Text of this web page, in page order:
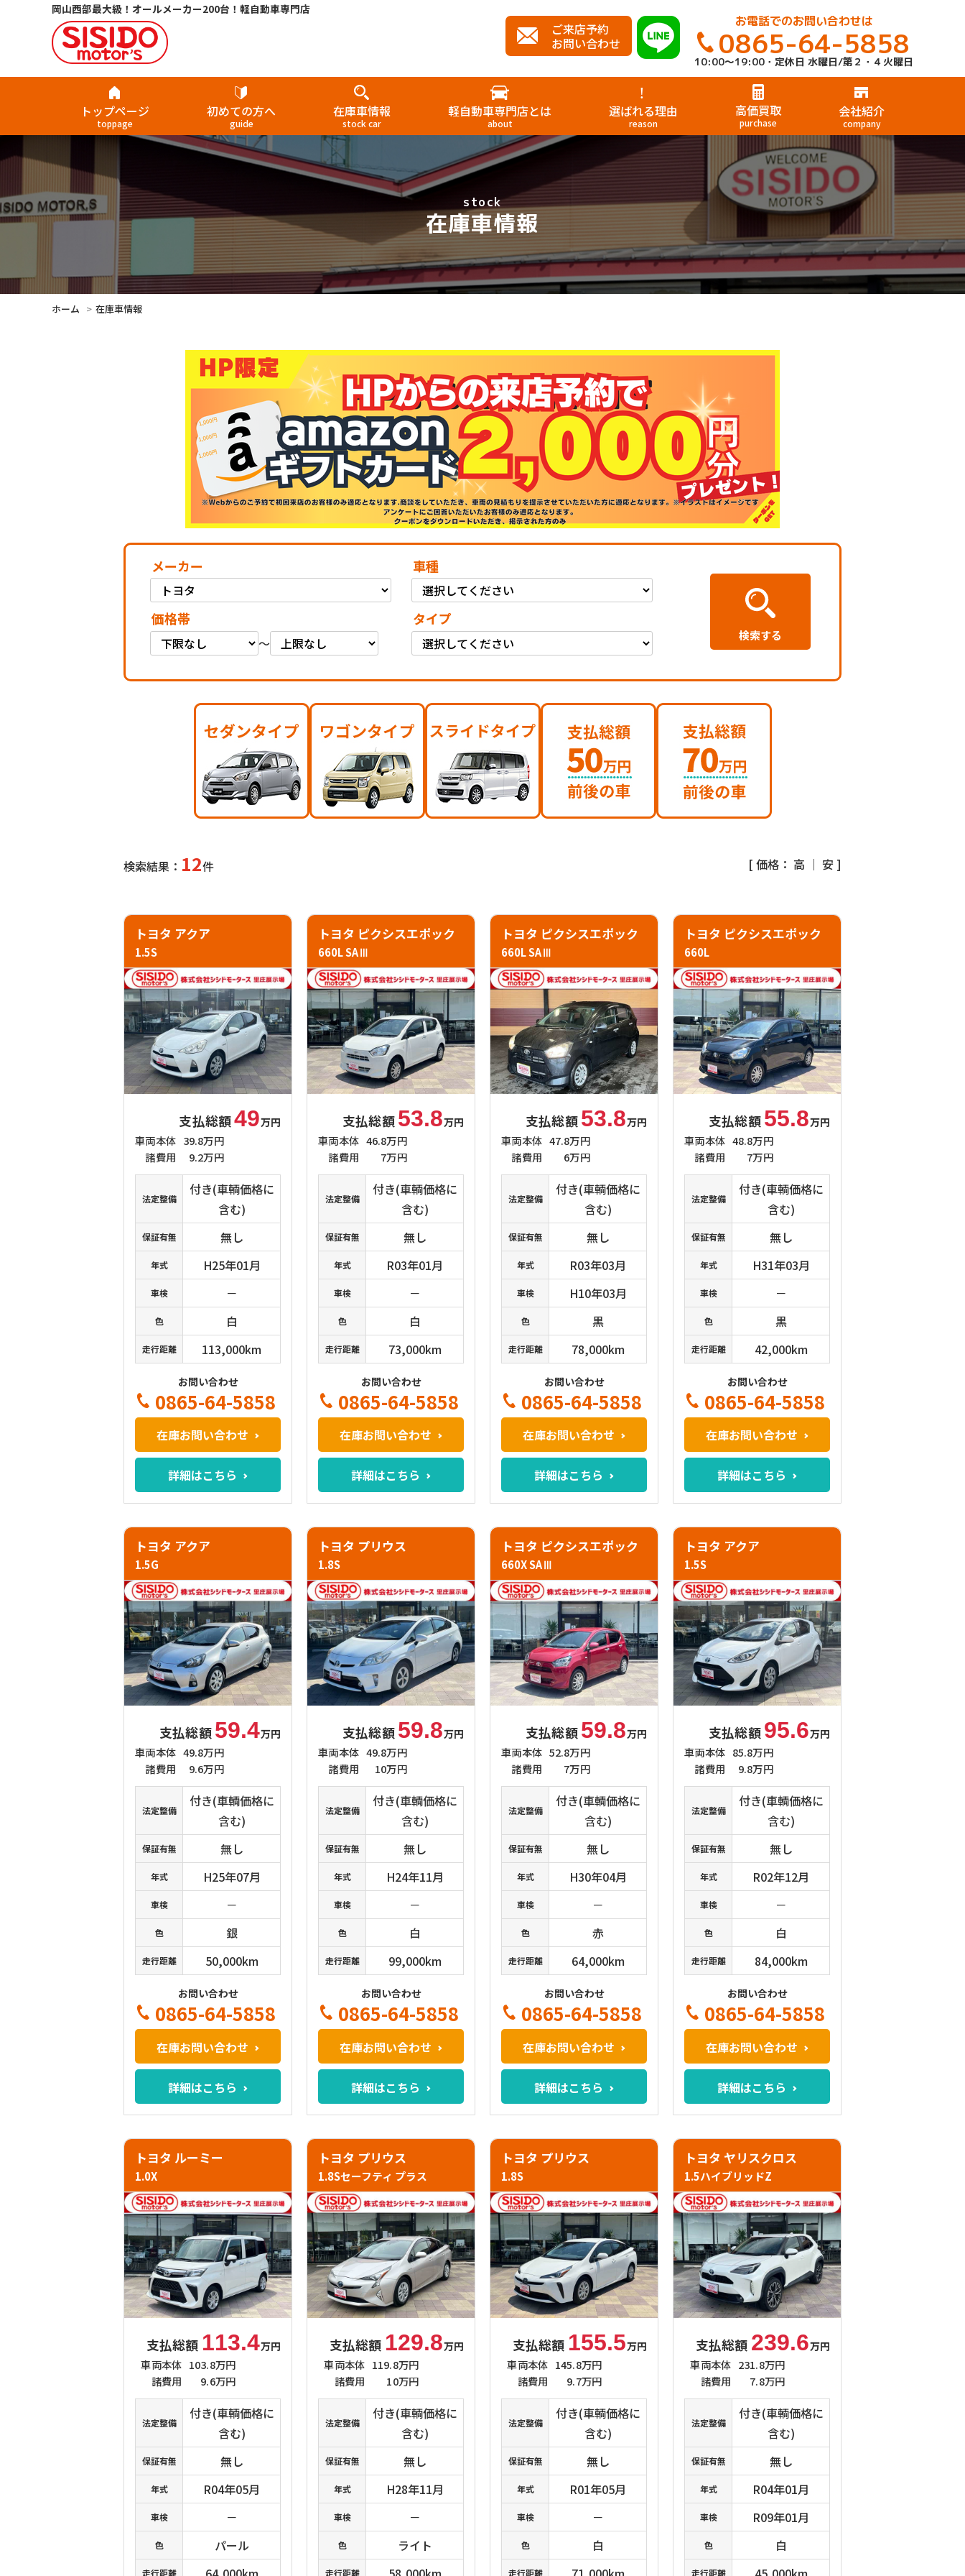
岡山西部最大級！オールメーカー200台！軽自動車専門店
ご来店予約
お問い合わせ
お電話でのお問い合わせは
0865-64-5858
10:00～19:00・定休日 水曜日/第２・４火曜日
トップページ
toppage
初めての方へ
guide
在庫車情報
stock car
軽自動車専門店とは
about
選ばれる理由
reason
高価買取
purchase
会社紹介
company
stock
在庫車情報
ホーム 在庫車情報
メーカー 車種
価格帯
～
タイプ
検索結果： 12件 [ 価格： 高 ｜ 安 ]
トヨタ アクア
1.5S
支払総額49万円
車両本体 39.8万円
諸費用
9.2万円
法定整備
付き(車輌価格に
含む)
保証有無 無し
年式 H25年01月
車検 －
色 白
走行距離 113,000km
お問い合わせ
0865-64-5858
在庫お問い合わせ
詳細はこちら
トヨタ ピクシスエポック
660L SAⅢ
支払総額 53.8万円
車両本体 46.8万円
諸費用
7万円
法定整備
付き(車輌価格に
含む)
保証有無 無し
年式 R03年01月
車検 －
色 白
走行距離 73,000km
お問い合わせ
0865-64-5858
在庫お問い合わせ
詳細はこちら
トヨタ ピクシスエポック
660L SAⅢ
支払総額 53.8万円
車両本体 47.8万円
諸費用
6万円
法定整備
付き(車輌価格に
含む)
保証有無 無し
年式 R03年03月
車検 H10年03月
色 黒
走行距離 78,000km
お問い合わせ
0865-64-5858
在庫お問い合わせ
詳細はこちら
トヨタ ピクシスエポック
660L
支払総額 55.8万円
車両本体 48.8万円
諸費用
7万円
法定整備
付き(車輌価格に
含む)
保証有無 無し
年式 H31年03月
車検 －
色 黒
走行距離 42,000km
お問い合わせ
0865-64-5858
在庫お問い合わせ
詳細はこちら
トヨタ アクア
1.5G
支払総額 59.4万円
車両本体 49.8万円
諸費用
9.6万円
法定整備
付き(車輌価格に
含む)
保証有無 無し
年式 H25年07月
車検 －
色 銀
走行距離 50,000km
お問い合わせ
0865-64-5858
在庫お問い合わせ
詳細はこちら
トヨタ プリウス
1.8S
支払総額 59.8万円
車両本体 49.8万円
諸費用
10万円
法定整備
付き(車輌価格に
含む)
保証有無 無し
年式 H24年11月
車検 －
色 白
走行距離 99,000km
お問い合わせ
0865-64-5858
在庫お問い合わせ
詳細はこちら
トヨタ ピクシスエポック
660X SAⅢ
支払総額 59.8万円
車両本体 52.8万円
諸費用
7万円
法定整備
付き(車輌価格に
含む)
保証有無 無し
年式 H30年04月
車検 －
色 赤
走行距離 64,000km
お問い合わせ
0865-64-5858
在庫お問い合わせ
詳細はこちら
トヨタ アクア
1.5S
支払総額 95.6万円
車両本体 85.8万円
諸費用
9.8万円
法定整備
付き(車輌価格に
含む)
保証有無 無し
年式 R02年12月
車検 －
色 白
走行距離 84,000km
お問い合わせ
0865-64-5858
在庫お問い合わせ
詳細はこちら
トヨタ ルーミー
1.0X
支払総額 113.4万円
車両本体 103.8万円
諸費用
9.6万円
法定整備
付き(車輌価格に
含む)
保証有無 無し
年式 R04年05月
車検 －
色 パール
走行距離
トヨタ プリウス
1.8Sセーフティ プラス
支払総額 129.8万円
車両本体 119.8万円
諸費用
10万円
法定整備
付き(車輌価格に
含む)
保証有無 無し
年式 H28年11月
車検 －
色 ライト
走行距離
トヨタ プリウス
1.8S
支払総額 155.5万円
車両本体 145.8万円
諸費用
9.7万円
法定整備
付き(車輌価格に
含む)
保証有無 無し
年式 R01年05月
車検 －
色 白
走行距離
トヨタ ヤリスクロス
1.5ハイブリッドZ
支払総額 239.6万円
車両本体 231.8万円
諸費用
7.8万円
法定整備
付き(車輌価格に
含む)
保証有無 無し
年式 R04年01月
車検 R09年01月
色 白
走行距離